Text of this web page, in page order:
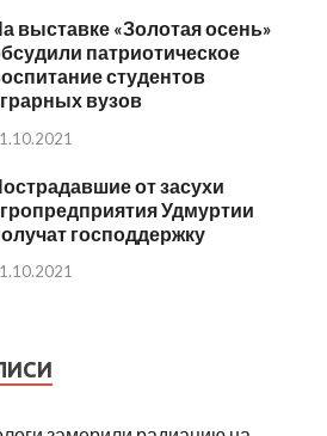
выставке «Золотая осень»
патриотическое
студентов
вузов
от засухи
Удмуртии
господдержку